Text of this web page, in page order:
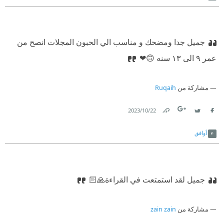
جميل جدا ومضحك و مناسب الي الحبون المجلات انصح من
عمر ٩ الى ١٣ سنه 🙃❤
مشاركة من Ruqaih
22‏/10‏/2023
أوافق
جميل لقد استمتعت في القراءة🙏🏻
مشاركة من zain zain